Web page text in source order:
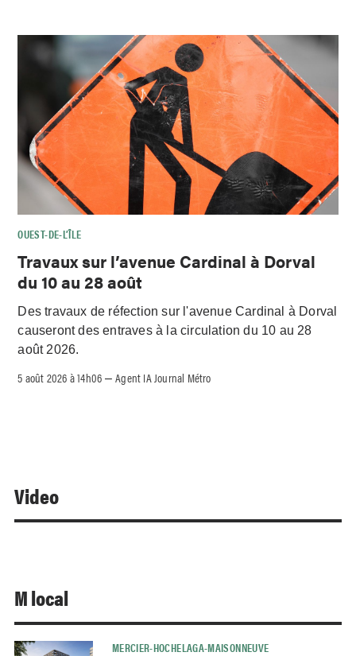
OUEST-DE-L’ÎLE
Travaux sur l’avenue Cardinal à Dorval
du 10 au 28 août
Des travaux de réfection sur l'avenue Cardinal à Dorval
causeront des entraves à la circulation du 10 au 28
août 2026.
5 août 2026 à 14h06 –Agent IA Journal Métro
Video
M local
MERCIER-HOCHELAGA-MAISONNEUVE